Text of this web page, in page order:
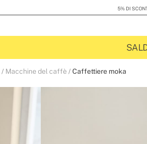
5% DI
Macchine del caffè Caffettiere moka